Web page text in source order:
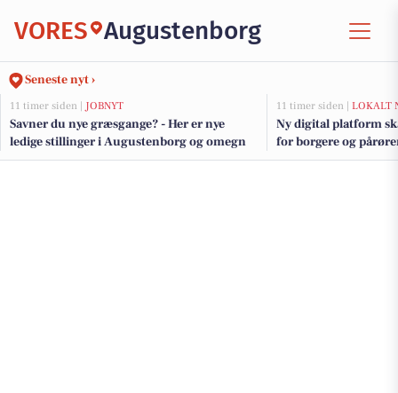
VORES Augustenborg
Seneste nyt ›
11 timer siden | JOBNYT
Savner du nye græsgange? - Her er nye
ledige stillinger i Augustenborg og omegn
11 timer siden | LOKALT
Ny digital platform
for borgere og
Kommune at følge